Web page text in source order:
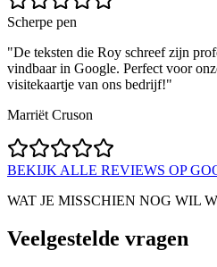
Scherpe pen
"De teksten die Roy schreef zijn
vindbaar in Google. Perfect voor
visitekaartje van ons bedrijf!"
Marriët Cruson
BEKIJK ALLE REVIEWS OP
WAT JE MISSCHIEN NOG WIL
Veelgestelde vragen